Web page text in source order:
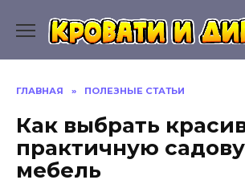
содержанию
ГЛАВНАЯ » ПОЛЕЗНЫЕ СТАТЬИ
Как выбрать
практичную
мебель